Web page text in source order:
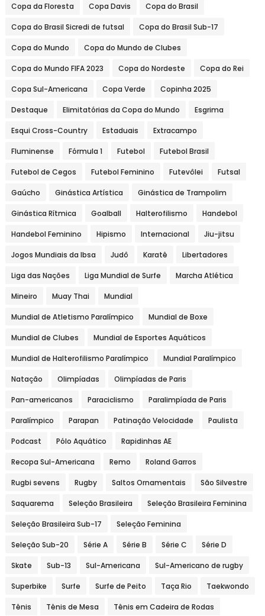
Copa da Floresta Copa Davis Copa do Brasil
Copa do Brasil Sicredi de futsal Copa do Brasil Sub-17
Copa do Mundo Copa do Mundo de Clubes
Copa do Mundo FIFA 2023 Copa do Nordeste Copa do Rei
Copa Sul-Americana Copa Verde Copinha 2025
Destaque Elimitatórias da Copa do Mundo Esgrima
Esqui Cross-Country Estaduais Extracampo
Fluminense Fórmula 1 Futebol Futebol Brasil
Futebol de Cegos Futebol Feminino Futevôlei Futsal
Gaúcho Ginástica Artística Ginástica de Trampolim
Ginástica Rítmica Goalball Halterofilismo Handebol
Handebol Feminino Hipismo Internacional Jiu-jitsu
Jogos Mundiais da Ibsa Judô Karatê Libertadores
Liga das Nações Liga Mundial de Surfe Marcha Atlética
Mineiro Muay Thai Mundial
Mundial de Atletismo Paralímpico Mundial de Boxe
Mundial de Clubes Mundial de Esportes Aquáticos
Mundial de Halterofilismo Paralímpico Mundial Paralímpico
Natação Olimpíadas Olimpíadas de Paris
Pan-americanos Paraciclismo Paralimpíada de Paris
Paralímpico Parapan Patinação Velocidade Paulista
Podcast Pólo Aquático Rapidinhas AE
Recopa Sul-Americana Remo Roland Garros
Rugbi sevens Rugby Saltos Ornamentais São Silvestre
Saquarema Seleção Brasileira Seleção Brasileira Feminina
Seleção Brasileira Sub-17 Seleção Feminina
Seleção Sub-20 Série A Série B Série C Série D
Skate Sub-13 Sul-Americana Sul-Americano de rugby
Superbike Surfe Surfe de Peito Taça Rio Taekwondo
Tênis Tênis de Mesa Tênis em Cadeira de Rodas